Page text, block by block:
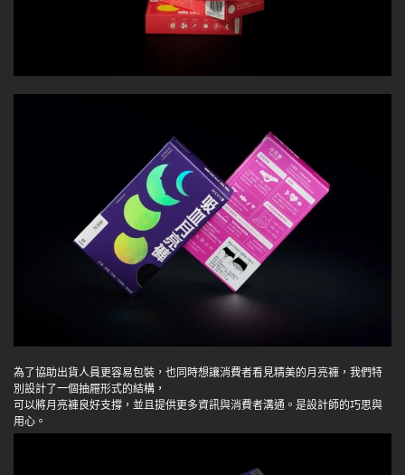
為了協助出貨人員更容易包裝，也同時想讓消費者看見精美的月亮褲，我們特
別設計了一個抽屜形式的結構，
可以將月亮褲良好支撐，並且提供更多資訊與消費者溝通。是設計師的巧思與
用心。